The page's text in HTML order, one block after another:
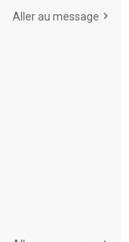
Aller au message